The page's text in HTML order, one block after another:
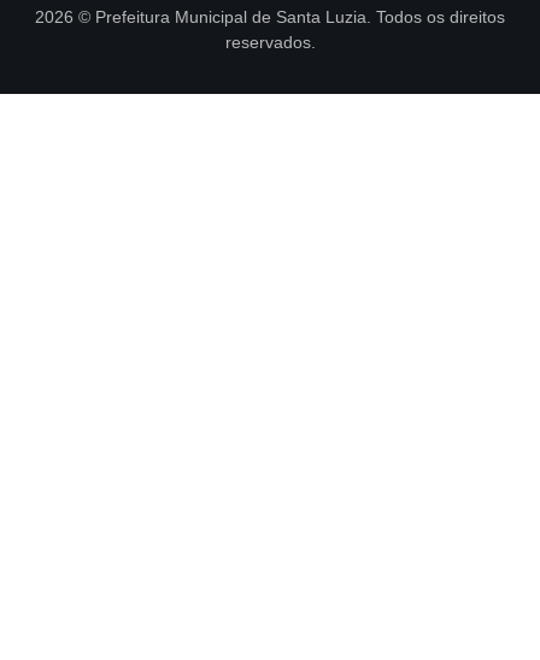
2026 © Prefeitura Municipal de Santa Luzia. Todos os direitos
reservados.